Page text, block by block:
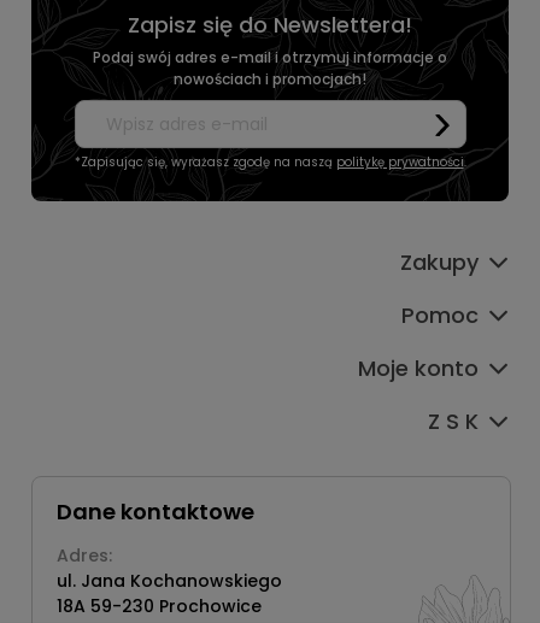
Zapisz się do Newslettera!
Podaj swój adres e-mail i otrzymuj informacje o
nowościach i promocjach!
*Zapisując się, wyrażasz zgodę na naszą politykę prywatności.
Zakupy
Pomoc
Moje konto
Z S K
Dane kontaktowe
Adres:
ul. Jana Kochanowskiego
18A 59-230 Prochowice